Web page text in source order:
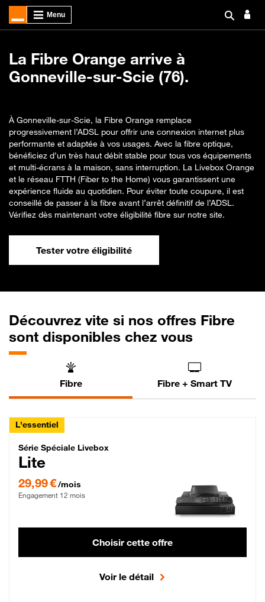
La Fibre Orange arrive à
Gonneville-sur-Scie (76).
À Gonneville-sur-Scie, la Fibre Orange remplace
progressivement l’ADSL pour offrir une connexion internet plus
performante et adaptée à vos usages. Avec la fibre optique,
bénéficiez d’un très haut débit stable pour tous vos équipements
et multi-écrans à la maison, sans interruption. La Livebox Orange
et le réseau FTTH (Fiber to the Home) vous garantissent une
expérience fluide au quotidien. Pour éviter toute coupure, il est
conseillé de passer à la fibre avant l’arrêt définitif de l’ADSL.
Vérifiez dès maintenant votre éligibilité fibre sur notre site.
Tester votre éligibilité
Découvrez vite si nos offres Fibre
sont disponibles chez vous
Fibre Fibre + Smart TV
L'essentiel
Série Spéciale Livebox Lite Fibre
Série Spéciale Livebox
Lite
29,99 €/mois
Engagement 12 mois
Choisir cette offre
Voir le détail